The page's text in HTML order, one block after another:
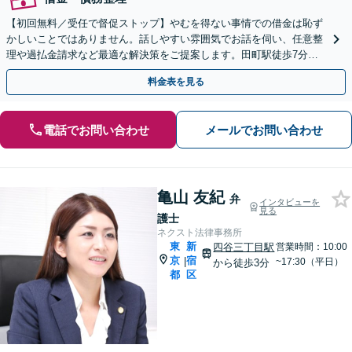
【初回無料／受任で督促ストップ】やむを得ない事情での借金は恥ず
かしいことではありません。話しやすい雰囲気でお話を伺い、任意整
理や過払金請求など最適な解決策をご提案します。田町駅徒歩7分の
事務所へご来所いただき、不安な胸の内をお聞かせください
料金表を見る
電話でお問い合わせ メールでお問い合わせ
亀山 友紀 弁
護士
インタビューを
見る
ネクスト法律事務所
東
京
都
|
新
宿
区
四谷三丁目駅
から徒歩3分
営業時間：10:00
~17:30（平日）